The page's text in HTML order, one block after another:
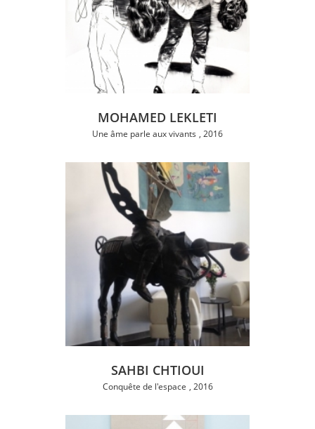
MOHAMED LEKLETI
Une âme parle aux vivants 2016
SAHBI CHTIOUI
Conquête de l'espace 2016